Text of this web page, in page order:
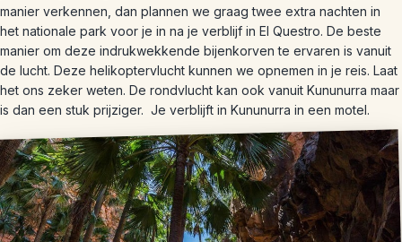
manier verkennen, dan plannen we graag twee extra nachten in
het nationale park voor je in na je verblijf in El Questro. De beste
manier om deze indrukwekkende bijenkorven te ervaren is vanuit
de lucht. Deze helikoptervlucht kunnen we opnemen in je reis. Laat
het ons zeker weten. De rondvlucht kan ook vanuit Kununurra maar
is dan een stuk prijziger. Je verblijft in Kununurra in een motel.